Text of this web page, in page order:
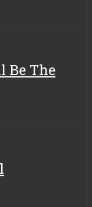
Be The